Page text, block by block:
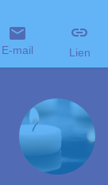
E-mail Lien